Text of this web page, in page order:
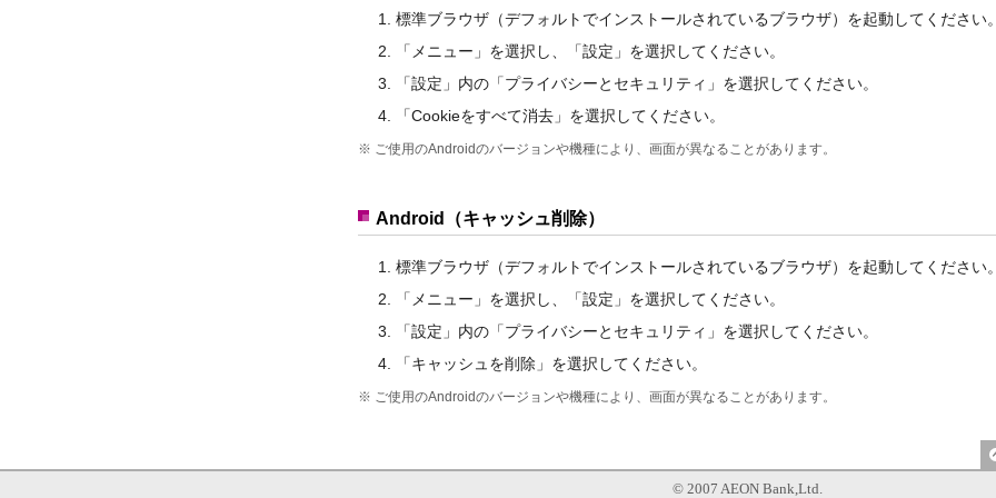
標準ブラウザ（デフォルトでインストールされているブラウザ）を起動してください
「メニュー」を選択し、「設定」を選択してください。
「設定」内の「プライバシーとセキュリティ」を選択してください。
「Cookieをすべて消去」を選択してください。
※ ご使用のAndroidのバージョンや機種により、画面が異なることがあります。
Android（キャッシュ削除）
標準ブラウザ（デフォルトでインストールされているブラウザ）を起動してください
「メニュー」を選択し、「設定」を選択してください。
「設定」内の「プライバシーとセキュリティ」を選択してください。
「キャッシュを削除」を選択してください。
※ ご使用のAndroidのバージョンや機種により、画面が異なることがあります。
© 2007 AEON Bank,Ltd.